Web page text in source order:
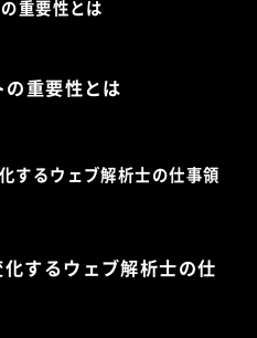
重要性とは
するウェブ解析士の仕